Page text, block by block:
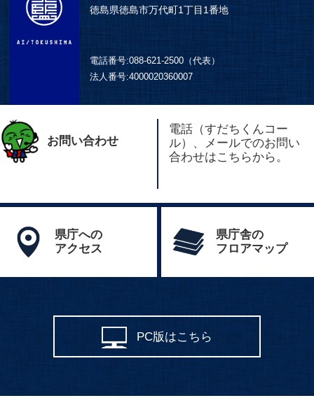
徳島県徳島市万代町1丁目1番地
電話番号:088-621-2500（代表）
法人番号:4000020360007
お問い合わせ
電話（すだちくんコー
ル）、メールでのお問い
合わせはこちらから。
県庁への
アクセス
県庁舎の
フロアマップ
PC版はこちら